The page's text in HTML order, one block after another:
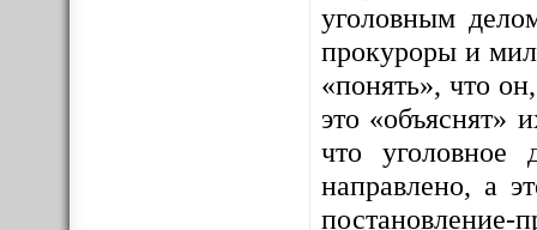
уголовным
прокуроры и
«понять», что
это «объяснят»
что
направлено, а